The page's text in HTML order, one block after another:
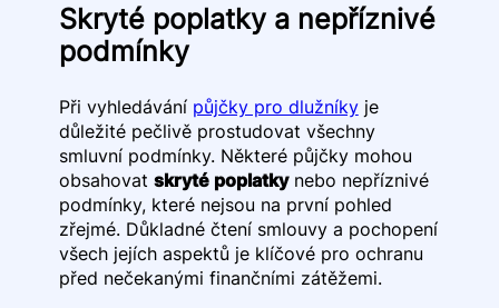
Skryté poplatky a nepříznivé
podmínky
Při vyhledávání půjčky pro dlužníkyje
důležité pečlivě prostudovat všechny
smluvní podmínky. Některé půjčky mohou
obsahovat skryté poplatkynebo nepříznivé
podmínky, které nejsou na první pohled
zřejmé. Důkladné čtení smlouvy a pochopení
všech jejích aspektů je klíčové pro ochranu
před nečekanými finančními zátěžemi.